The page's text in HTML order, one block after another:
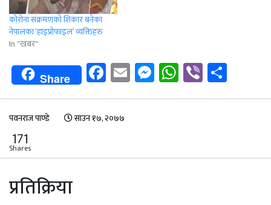
कोरोना संक्रमणको शिकार बनेका
नेपालका ‘हाइप्रोफाइल’ व्यक्तिहरु
In "खबर"
Share Facebook
EmailMessenger
WhatsApp
Viber
पवनराज पाण्डे साउन १७, २०७७
171
Shares
प्रतिक्रिया